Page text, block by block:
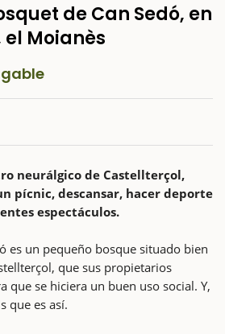
de Can Sedó, en
Moianès
neurálgico de Castellterçol,
pícnic, descansar, hacer deporte
espectáculos.
es un pequeño bosque situado bien
que sus propietarios
que se hiciera un buen uso social. Y,
que es así.